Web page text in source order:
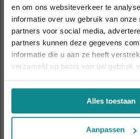
en om ons websiteverkeer te
informatie over uw gebruik van onze
partners voor social media,
partners kunnen deze gegevens
informatie die u aan ze heeft
verzameld op basis van uw gebruik
Alles toestaan
Aanpassen
Laatste week! 10% korting
daarna eindigt de
Sluiten